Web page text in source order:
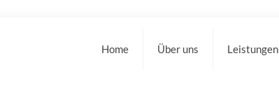
Home Über uns Leistungen